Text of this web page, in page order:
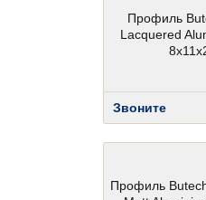
Профиль
Lacquered
Звоните
Профиль